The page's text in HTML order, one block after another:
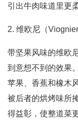
引出牛肉味道里更
2. 维欧尼（Viognier
带坚果风味的维欧
到意想不到的效果
苹果、香蕉和橡木
被后者的烘烤味所
得益彰，使整道菜